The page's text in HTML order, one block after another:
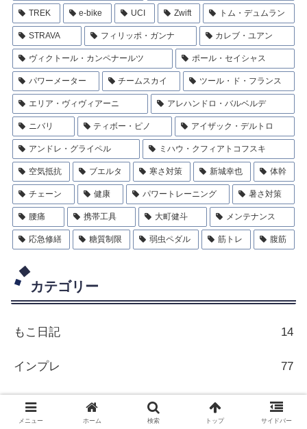
TREK e-bike UCI Zwift トム・デュムラン
STRAVA フィリッポ・ガンナ カレブ・ユアン
ヴィクトール・カンペナールツ ポール・セイシャス
パワーメーター チームスカイ ツール・ド・フランス
エリア・ヴィヴィアーニ アレハンドロ・バルベルデ
ニバリ ティボー・ピノ アイザック・デルトロ
アンドレ・グライペル ミハウ・クフィアトコフスキ
空気抵抗 ブエルタ 寒さ対策 新城幸也 体幹
チェーン 健康 パワートレーニング 暑さ対策
腰痛 携帯工具 大町健斗 メンテナンス
応急修繕 糖質制限 弱虫ペダル 筋トレ 腹筋
カテゴリー
もこ日記 14
インプレ 77
チーム朝練その他 180
メニュー ホーム 検索 トップ サイドバー